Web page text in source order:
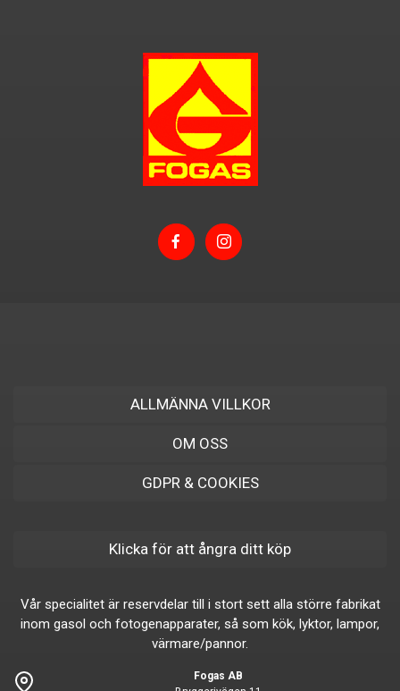
ALLMÄNNA VILLKOR
OM OSS
GDPR & COOKIES
Klicka för att ångra ditt köp
Vår specialitet är reservdelar till i stort sett alla större fabrikat
inom gasol och fotogenapparater, så som kök, lyktor, lampor,
värmare/pannor.
Fogas AB